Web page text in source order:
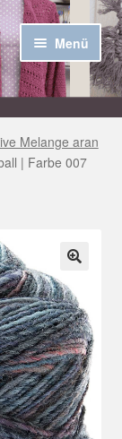
Menü
Melange aran
| Farbe 007
🔍